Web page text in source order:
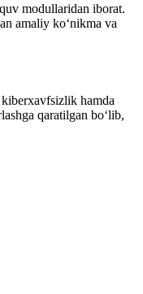
modullaridan iborat.
amaliy ko‘nikma va
hamda
qaratilgan bo‘lib,